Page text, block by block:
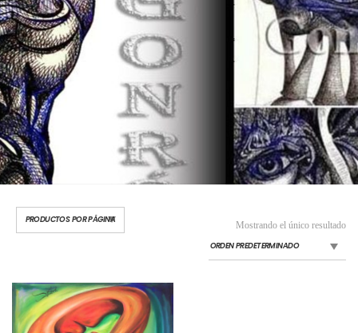
Mostrando el único resultado